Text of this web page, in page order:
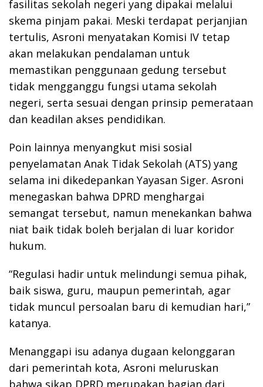
fasilitas sekolah negeri yang dipakai melalui
skema pinjam pakai. Meski terdapat perjanjian
tertulis, Asroni menyatakan Komisi IV tetap
akan melakukan pendalaman untuk
memastikan penggunaan gedung tersebut
tidak mengganggu fungsi utama sekolah
negeri, serta sesuai dengan prinsip pemerataan
dan keadilan akses pendidikan.
Poin lainnya menyangkut misi sosial
penyelamatan Anak Tidak Sekolah (ATS) yang
selama ini dikedepankan Yayasan Siger. Asroni
menegaskan bahwa DPRD menghargai
semangat tersebut, namun menekankan bahwa
niat baik tidak boleh berjalan di luar koridor
hukum.
“Regulasi hadir untuk melindungi semua pihak,
baik siswa, guru, maupun pemerintah, agar
tidak muncul persoalan baru di kemudian hari,”
katanya.
Menanggapi isu adanya dugaan kelonggaran
dari pemerintah kota, Asroni meluruskan
bahwa sikap DPRD merupakan bagian dari